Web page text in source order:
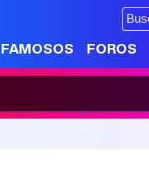
FAMOSOS FOROS